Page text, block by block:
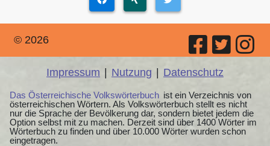
© 2026
Impressum | Nutzung | Datenschutz
Das Österreichische Volkswörterbuch ist ein Verzeichnis von
österreichischen Wörtern. Als Volkswörterbuch stellt es nicht
nur die Sprache der Bevölkerung dar, sondern bietet jedem die
Option selbst mit zu machen. Derzeit sind über 1400 Wörter im
Wörterbuch zu finden und über 10.000 Wörter wurden schon
eingetragen.